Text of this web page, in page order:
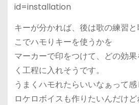
id=installation
キーが分かれば、後は歌の練習
こでハモりキーを使うかを
マーカーで印をつけて、どの効
く工程に入れそうです。
うまくハモれたらいいなぁって
ロケロボイスも作りたいんだけど